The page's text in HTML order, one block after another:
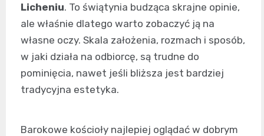
Licheniu. To świątynia budząca skrajne opinie,
ale właśnie dlatego warto zobaczyć ją na
własne oczy. Skala założenia, rozmach i sposób,
w jaki działa na odbiorcę, są trudne do
pominięcia, nawet jeśli bliższa jest bardziej
tradycyjna estetyka.
Barokowe kościoły najlepiej oglądać w dobrym